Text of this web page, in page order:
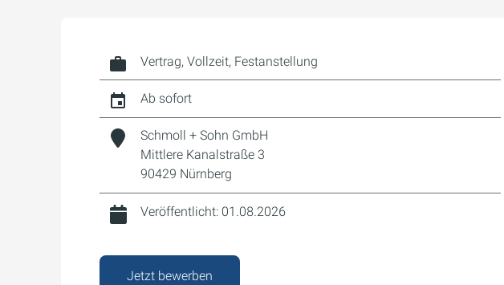
Vertrag, Vollzeit, Festanstellung
Ab sofort
Schmoll + Sohn GmbH
Mittlere Kanalstraße 3
90429 Nürnberg
Veröffentlicht: 01.08.2026
Jetzt bewerben